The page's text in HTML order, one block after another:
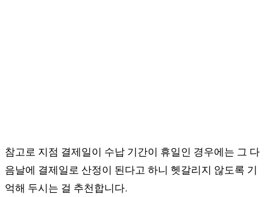
참고로 지점 결제일이 수납 기간이 휴일인 경우에는 그 다
음날에 결제일로 산정이 된다고 하니 헷갈리지 않도록 기
억해 두시는 걸 추천합니다.